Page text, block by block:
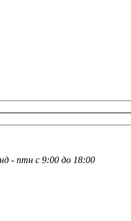
- птн с 9:00 до 18:00